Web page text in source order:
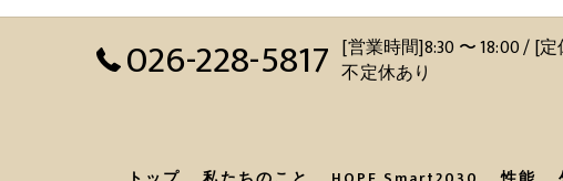
026-228-5817 [営業時間]8:30 〜 18:00 /
不定休あり